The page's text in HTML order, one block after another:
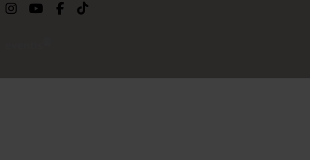
Link a instagram
Link a youtube
Link a facebook
Link a ticktok